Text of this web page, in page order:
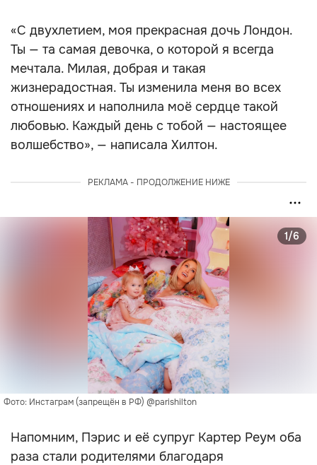
«С двухлетием, моя прекрасная дочь Лондон.
Ты — та самая девочка, о которой я всегда
мечтала. Милая, добрая и такая
жизнерадостная. Ты изменила меня во всех
отношениях и наполнила моё сердце такой
любовью. Каждый день с тобой — настоящее
волшебство», — написала Хилтон.
РЕКЛАМА - ПРОДОЛЖЕНИЕ НИЖЕ
Фото: Инстаграм (запрещён в РФ) @parishilton
1/6
Напомним, Пэрис и её супруг Картер Реум оба
раза стали родителями благодаря